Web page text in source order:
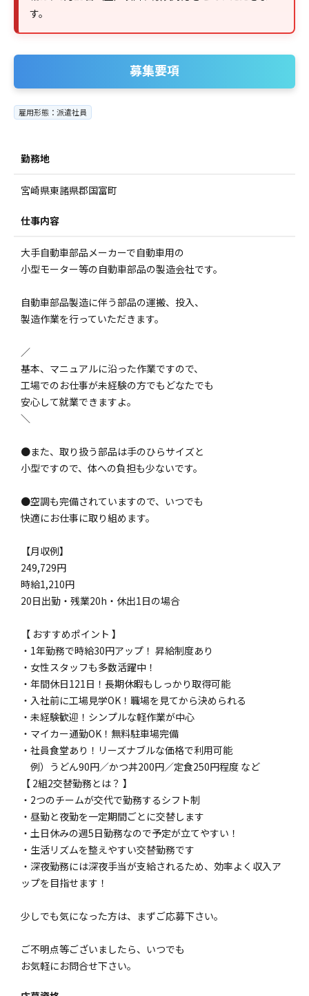
す。
募集要項
雇用形態：派遣社員
勤務地
宮崎県東諸県郡国富町
仕事内容
大手自動車部品メーカーで自動車用の
小型モーター等の自動車部品の製造会社です。
自動車部品製造に伴う部品の運搬、投入、
製造作業を行っていただきます。
／
基本、マニュアルに沿った作業ですので、
工場でのお仕事が未経験の方でもどなたでも
安心して就業できますよ。
＼
●また、取り扱う部品は手のひらサイズと
小型ですので、体への負担も少ないです。
●空調も完備されていますので、いつでも
快適にお仕事に取り組めます。
【月収例】
249,729円
時給1,210円
20日出勤・残業20h・休出1日の場合
【 おすすめポイント 】
・1年勤務で時給30円アップ！ 昇給制度あり
・女性スタッフも多数活躍中！
・年間休日121日！長期休暇もしっかり取得可能
・入社前に工場見学OK！職場を見てから決められる
・未経験歓迎！シンプルな軽作業が中心
・マイカー通勤OK！無料駐車場完備
・社員食堂あり！リーズナブルな価格で利用可能
例）うどん90円／かつ丼200円／定食250円程度 など
【 2組2交替勤務とは？ 】
・2つのチームが交代で勤務するシフト制
・昼勤と夜勤を一定期間ごとに交替します
・土日休みの週5日勤務なので予定が立てやすい！
・生活リズムを整えやすい交替勤務です
・深夜勤務には深夜手当が支給されるため、効率よく収入ア
ップを目指せます！
少しでも気になった方は、まずご応募下さい。
ご不明点等ございましたら、いつでも
お気軽にお問合せ下さい。